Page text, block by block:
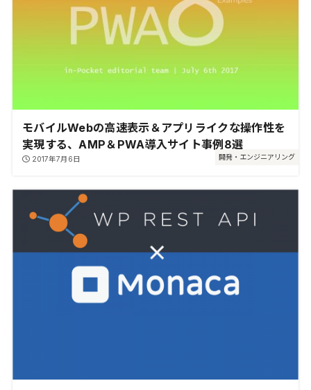
開発・エンジニアリング
モバイルWebの高速表示＆アプリライクな操作性を
実現する、AMP＆PWA導入サイト事例8選
2017年7月6日